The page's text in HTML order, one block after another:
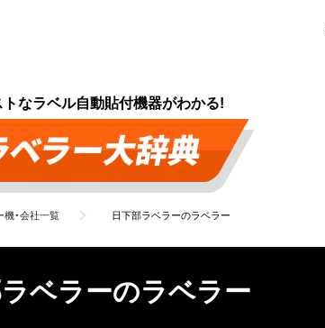
トなラベル自動貼付機器がわかる!
・会社一覧 日下部ラベラーのラベラー
ラベラーのラベラー